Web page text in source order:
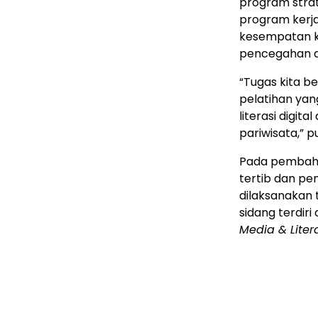
program
kesempatan
pencegahan
“Tugas kita
pelatihan
literasi digital
pariwisata,”
Pada
tertib dan
dilaksanakan
sidang terdiri
Media &